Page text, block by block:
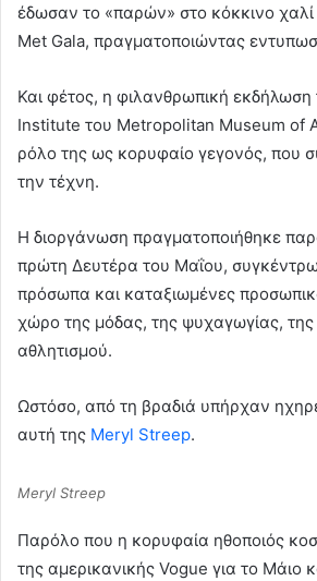
έδωσαν το «παρών» στο κόκκινο
Met Gala, πραγματοποιώντας
Και φέτος, η φιλανθρωπική
Institute του Metropolitan Museum of
ρόλο της ως κορυφαίο γεγονός, που
την τέχνη.
Η διοργάνωση πραγματοποιήθηκε
πρώτη Δευτέρα του Μαΐου,
πρόσωπα και καταξιωμένες
χώρο της μόδας, της ψυχαγωγίας, της
αθλητισμού.
Ωστόσο, από τη βραδιά υπήρχαν
αυτή της Meryl Streep.
Meryl Streep
Παρόλο που η κορυφαία ηθοποιός
της αμερικανικής Vogue για το Μάιο